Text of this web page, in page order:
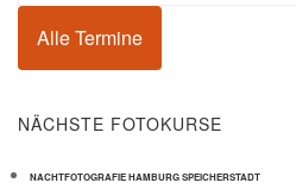
Alle Termine
NÄCHSTE FOTOKURSE
NACHTFOTOGRAFIE HAMBURG SPEICHERSTADT